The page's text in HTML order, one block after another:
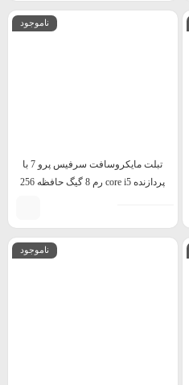
ناموجود
تبلت مایکروسافت سرفیس پرو 7 با
پردازنده core i5 رم 8 گیگ حافظه 256
ناموجود